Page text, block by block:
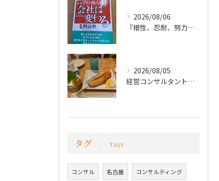
2026/08/06
『根性、忍耐、努力という言葉は死語なのか』
2026/08/05
経営コンサルタントのモーちゃん・毛利京申です。
タグ Tags
コンサル 名古屋 コンサルティング